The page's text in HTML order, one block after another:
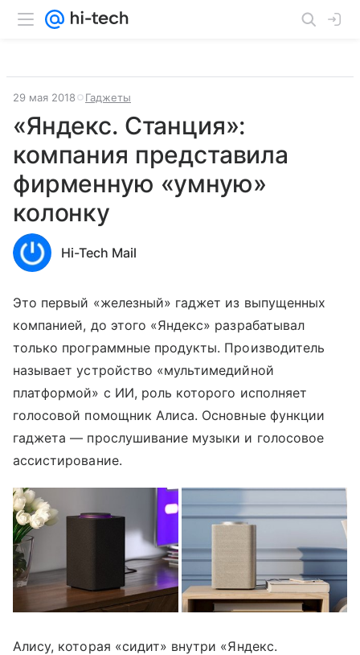
29 мая 2018 Гаджеты
«Яндекс. Станция»:
компания представила
фирменную «умную»
колонку
Hi-Tech Mail
Это первый «железный» гаджет из выпущенных
компанией, до этого «Яндекс» разрабатывал
только программные продукты. Производитель
называет устройство «мультимедийной
платформой» с ИИ, роль которого исполняет
голосовой помощник Алиса. Основные функции
гаджета — прослушивание музыки и голосовое
ассистирование.
Алису, которая «сидит» внутри «Яндекс.